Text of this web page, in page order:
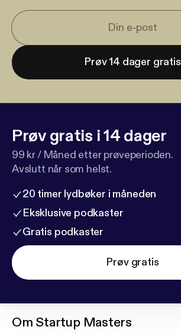
Prøv 14 dager gratis
Prøv gratis i 14 dager
99 kr / Måned etter prøveperioden.
Avslutt når som helst.
20 timer lydbøker i måneden
Eksklusive podkaster
Gratis podkaster
Prøv gratis
Om Startup Masters